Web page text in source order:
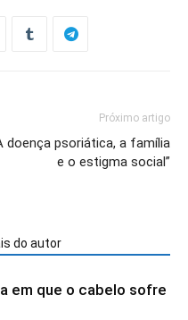
Próximo artigo
doença psoriática, a família
e o estigma social”
do autor
em que o cabelo sofre